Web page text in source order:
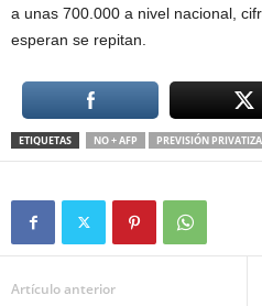
a unas 700.000 a nivel nacional,
esperan se repitan.
ETIQUETAS NO + AFP PREVISIÓN
Artículo anterior